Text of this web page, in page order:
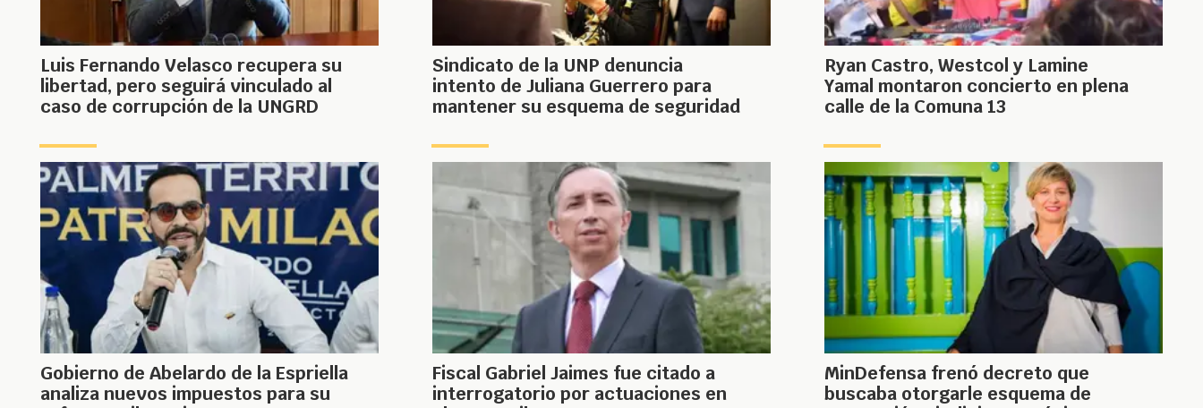
Luis Fernando Velasco recupera su
libertad, pero seguirá vinculado al
caso de corrupción de la UNGRD
Sindicato de la UNP denuncia
intento de Juliana Guerrero para
mantener su esquema de seguridad
Ryan Castro, Westcol y Lamine
Yamal montaron concierto en plena
calle de la Comuna 13
Gobierno de Abelardo de la Espriella
analiza nuevos impuestos para su
Fiscal Gabriel Jaimes fue citado a
interrogatorio por actuaciones en
MinDefensa frenó decreto que
buscaba otorgarle esquema de